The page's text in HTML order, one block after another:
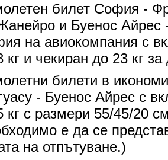
билет София -
и Буенос
на авиокомпания с
кг и чекиран до 23 кг
билети в
- Буенос Айрес с
кг с размери 55/45/20
е да се
на отпътуване.)